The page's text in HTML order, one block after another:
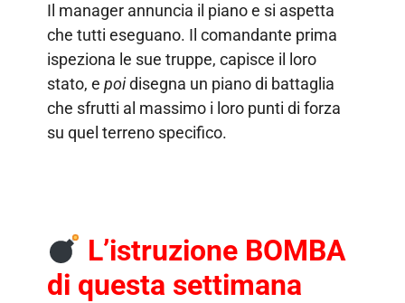
Il manager annuncia il piano e si aspetta
che tutti eseguano. Il comandante prima
ispeziona le sue truppe, capisce il loro
stato, epoidisegna un piano di battaglia
che sfrutti al massimo i loro punti di forza
su quel terreno specifico.
L’istruzione BOMBA
di questa settimana